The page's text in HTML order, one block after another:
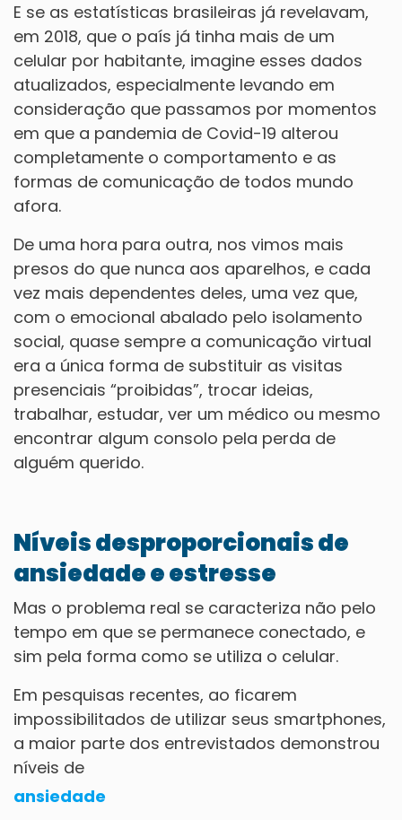
E se as estatísticas brasileiras já revelavam,
em 2018, que o país já tinha mais de um
celular por habitante, imagine esses dados
atualizados, especialmente levando em
consideração que passamos por momentos
em que a pandemia de Covid-19 alterou
completamente o comportamento e as
formas de comunicação de todos mundo
afora.
De uma hora para outra, nos vimos mais
presos do que nunca aos aparelhos, e cada
vez mais dependentes deles, uma vez que,
com o emocional abalado pelo isolamento
social, quase sempre a comunicação virtual
era a única forma de substituir as visitas
presenciais “proibidas”, trocar ideias,
trabalhar, estudar, ver um médico ou mesmo
encontrar algum consolo pela perda de
alguém querido.
Níveis desproporcionais de
ansiedade e estresse
Mas o problema real se caracteriza não pelo
tempo em que se permanece conectado, e
sim pela forma como se utiliza o celular.
Em pesquisas recentes, ao ficarem
impossibilitados de utilizar seus smartphones,
a maior parte dos entrevistados demonstrou
níveis de
ansiedade